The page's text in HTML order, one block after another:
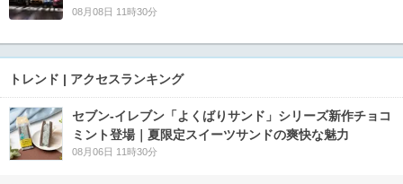
08月08日 11時30分
トレンド | アクセスランキング
セブン‐イレブン「よくばりサンド」シリーズ新作チョコ
ミント登場｜夏限定スイーツサンドの爽快な魅力
08月06日 11時30分